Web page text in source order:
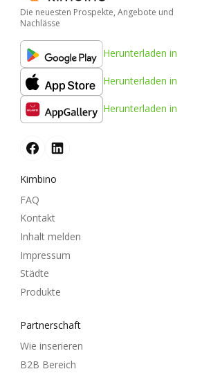
Die neuesten Prospekte, Angebote und
Nachlässe
Herunterladen in
Herunterladen in
Herunterladen in
Kimbino
FAQ
Kontakt
Inhalt melden
Impressum
Städte
Produkte
Partnerschaft
Wie inserieren
B2B Bereich